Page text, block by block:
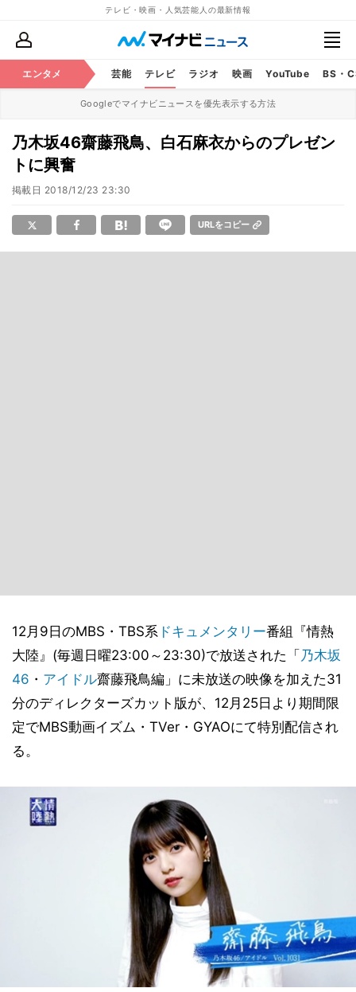
テレビ・映画・人気芸能人の最新情報
エンタメ 芸能 テレビ ラジオ 映画 YouTube BS・
Googleでマイナビニュースを優先表示する方法
乃木坂46齋藤飛鳥、白石麻衣からのプレゼン
トに興奮
掲載日 2018/12/23 23:30
URLをコピー
12月9日のMBS・TBS系 ドキュメンタリー番組『情熱
大陸』(毎週日曜23:00～23:30)で放送された「 乃木坂
46 ・ アイドル齋藤飛鳥編」に未放送の映像を加えた31
分のディレクターズカット版が、12月25日より期間限
定でMBS動画イズム・TVer・GYAOにて特別配信され
る。